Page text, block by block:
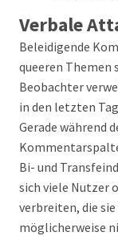
Verbale
Beleidigende
queeren Themen
Beobachter
in den letzten
Gerade während
Bi- und
sich viele Nutzer
verbreiten, die
möglicherweise